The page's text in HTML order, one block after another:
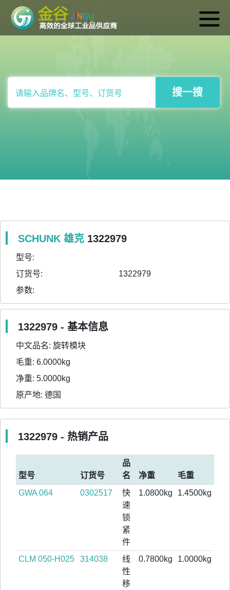
SCHUNK 雄克 1322979
型号:
订货号:
1322979
参数:
1322979 - 基本信息
中文品名: 旋转模块
毛重: 6.0000kg
净重: 5.0000kg
原产地: 德国
1322979 - 热销产品
型号 订货号
品
名
净重
毛重
GWA 064
0302517
快
速
锁
紧
件
1.0800kg 1.4500kg
CLM 050-H025 314038
线
性
移
0.7800kg 1.0000kg